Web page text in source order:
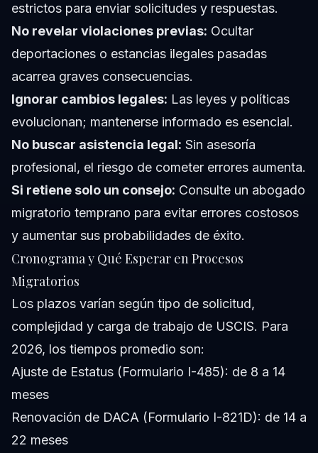
estrictos para enviar solicitudes y respuestas.
No revelar violaciones previas: Ocultar
deportaciones o estancias ilegales pasadas
acarrea graves consecuencias.
Ignorar cambios legales: Las leyes y políticas
evolucionan; mantenerse informado es esencial.
No buscar asistencia legal: Sin asesoría
profesional, el riesgo de cometer errores aumenta.
Si retiene solo un consejo: Consulte un abogado
migratorio temprano para evitar errores costosos
y aumentar sus probabilidades de éxito.
Cronograma y Qué Esperar en Procesos
Migratorios
Los plazos varían según tipo de solicitud,
complejidad y carga de trabajo de USCIS. Para
2026, los tiempos promedio son:
Ajuste de Estatus (Formulario I-485): de 8 a 14
meses
Renovación de DACA (Formulario I-821D): de 14 a
22 meses